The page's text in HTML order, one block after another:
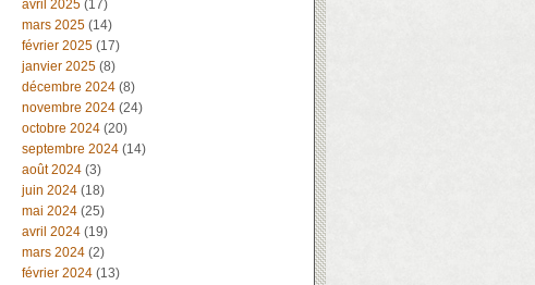
avril 2025 (17)
mars 2025 (14)
février 2025 (17)
janvier 2025 (8)
décembre 2024 (8)
novembre 2024 (24)
octobre 2024 (20)
septembre 2024 (14)
août 2024 (3)
juin 2024 (18)
mai 2024 (25)
avril 2024 (19)
mars 2024 (2)
février 2024 (13)